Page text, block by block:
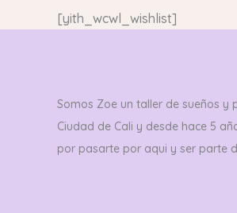
[yith_wcwl_wishlist]
Somos Zoe un taller de sueños y
Ciudad de Cali y desde hace 5
por pasarte por aqui y ser parte